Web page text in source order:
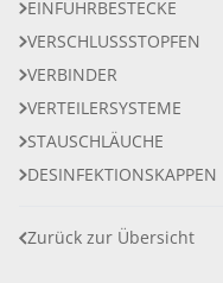
EINFÜHRBESTECKE
VERSCHLUSSSTOPFEN
VERBINDER
VERTEILERSYSTEME
STAUSCHLÄUCHE
DESINFEKTIONSKAPPEN
Zurück zur Übersicht